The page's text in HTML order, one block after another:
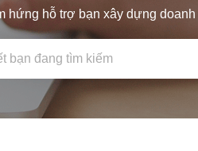
hứng hỗ trợ bạn xây dựng